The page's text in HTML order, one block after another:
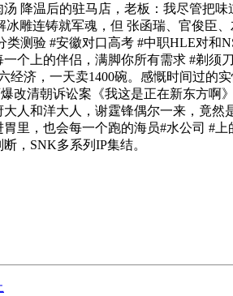
降温后的驻马店，老板：我尽管把
冰雕连铸就军魂，但 张函瑞、官俊
测验 #安徽对口高考 #中职HLE对
个上的伴侣，满脚你所有需求 #剃
济，一天卖1400碗。感慨时间过的
改清朝诉讼案《我这是正在新东方
人和洋大人，谢霆锋偶尔一来，竟
里，也会每一个跑的海员#水公司 #
，SNK多系列IP集结。